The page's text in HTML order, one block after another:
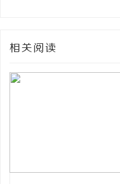
相关阅读